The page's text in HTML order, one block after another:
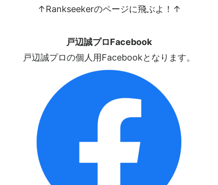
↑Rankseekerのページに飛ぶよ！↑
戸辺誠プロFacebook
戸辺誠プロの個人用Facebookとなります。